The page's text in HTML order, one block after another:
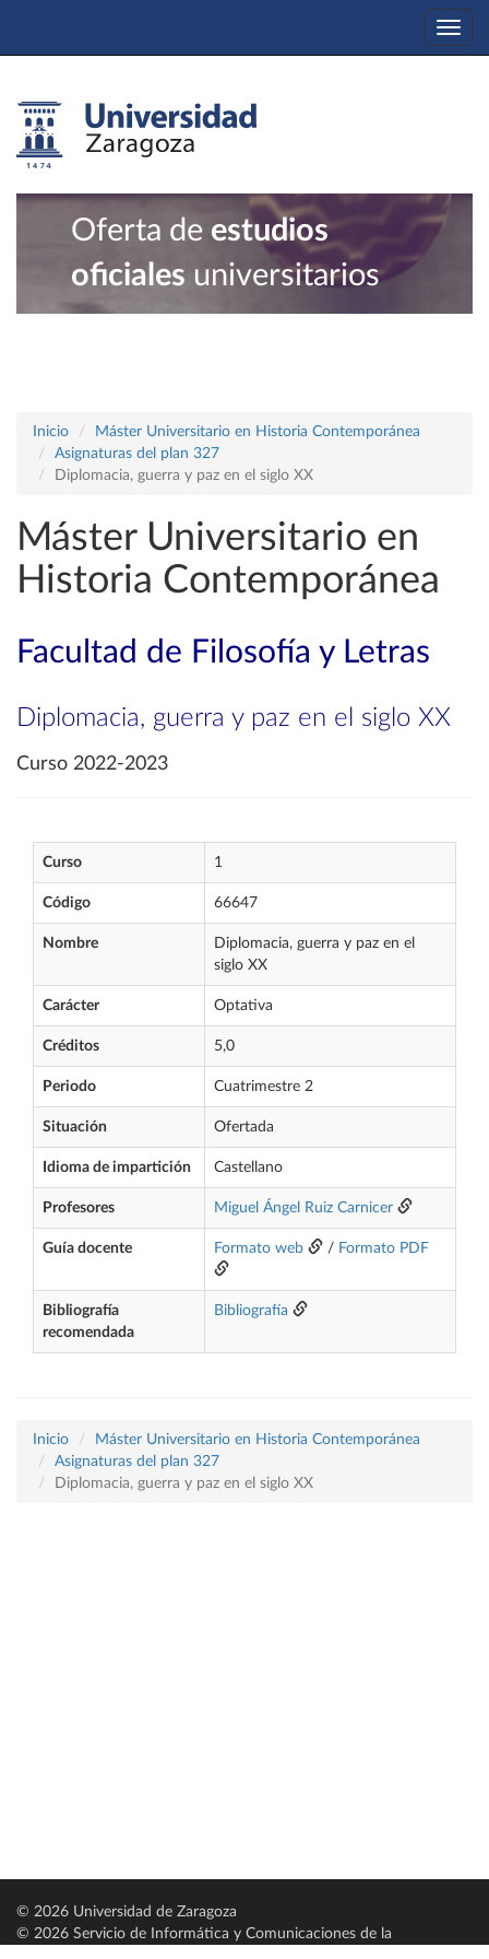
Oferta de estudios
oficiales universitarios
Inicio
Máster Universitario en Historia Contemporánea
Asignaturas del plan 327
Diplomacia, guerra y paz en el siglo XX
Máster Universitario en
Historia Contemporánea
Facultad de Filosofía y Letras
Diplomacia, guerra y paz en el siglo XX
Curso 2022-2023
Curso 1
Código 66647
Nombre
Diplomacia, guerra y paz en el
siglo XX
Carácter Optativa
Créditos 5,0
Periodo Cuatrimestre 2
Situación Ofertada
Idioma de impartición Castellano
Profesores Miguel Ángel Ruiz Carnicer
Guía docente Formato web / Formato PDF
Bibliografía
recomendada
Bibliografía
Inicio
Máster Universitario en Historia Contemporánea
Asignaturas del plan 327
Diplomacia, guerra y paz en el siglo XX
© 2026 Universidad de Zaragoza
© 2026 Servicio de Informática y Comunicaciones de la